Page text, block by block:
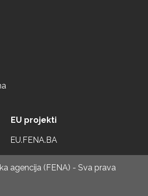
EU projekti
EU.FENA.BA
agencija (FENA) - Sva prava